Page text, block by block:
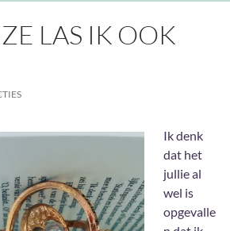
LAS IK OOK
Ik denk
dat het
jullie al
wel is
opgevalle